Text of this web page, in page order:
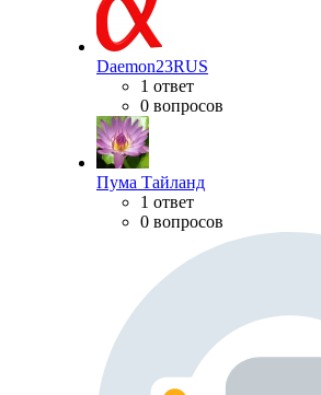
Daemon23RUS
1 ответ
0 вопросов
Пума Тайланд
1 ответ
0 вопросов